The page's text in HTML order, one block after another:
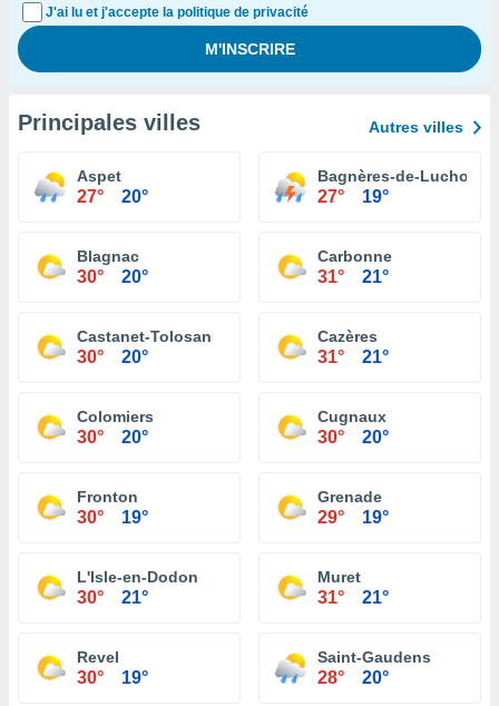
J'ai lu et j'accepte la politique de privacité
Principales villes Autres villes
Aspet
27° 20°
Bagnères-de-Luchon
27° 19°
Blagnac
30° 20°
Carbonne
31° 21°
Castanet-Tolosan
30° 20°
Cazères
31° 21°
Colomiers
30° 20°
Cugnaux
30° 20°
Fronton
30° 19°
Grenade
29° 19°
L'Isle-en-Dodon
30° 21°
Muret
31° 21°
Revel
30° 19°
Saint-Gaudens
28° 20°